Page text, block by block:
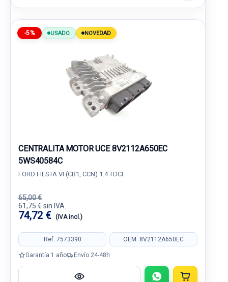
-5% USADO NOVEDAD
CENTRALITA MOTOR UCE 8V2112A650EC
5WS40584C
FORD FIESTA VI (CB1, CCN) 1.4 TDCI
65,00 €
61,75 € sin IVA.
74,72 € (IVA incl.)
Ref: 7573390 OEM: 8V2112A650EC
Garantía 1 año Envío 24-48h